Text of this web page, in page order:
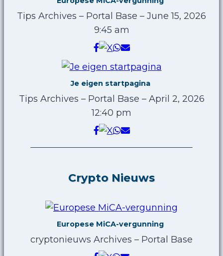
Tips Archives – Portal Base – June 15, 2026
9:45 am
Je eigen startpagina
Tips Archives – Portal Base – April 2, 2026
12:40 pm
Crypto Nieuws
Europese MiCA-vergunning
cryptonieuws Archives – Portal Base